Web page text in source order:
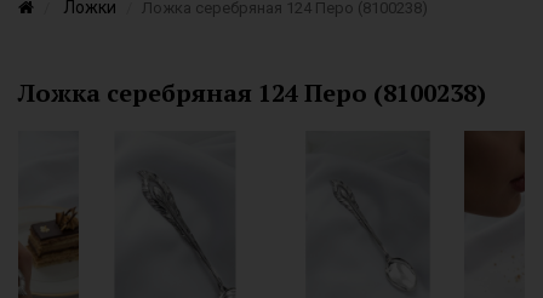
Ложки Ложка серебряная 124 Перо (8100238)
Ложка серебряная 124 Перо (8100238)